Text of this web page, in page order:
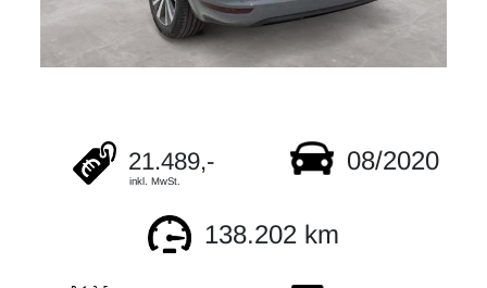
21.489,-
inkl. MwSt.
08/2020
138.202 km